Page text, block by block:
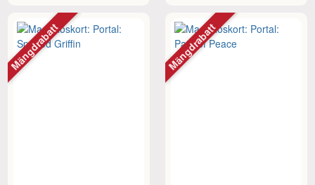
Mängdrabatt Mängdrabatt